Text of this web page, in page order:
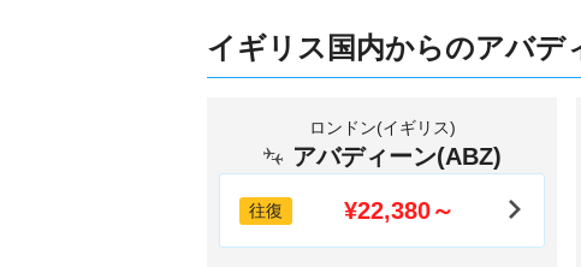
イギリス国内からのアバデ
ロンドン(イギリス)
アバディーン(ABZ)
往復 ¥22,380～